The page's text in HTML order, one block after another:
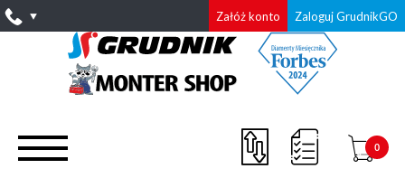
Załóż konto Zaloguj GrudnikGO
0